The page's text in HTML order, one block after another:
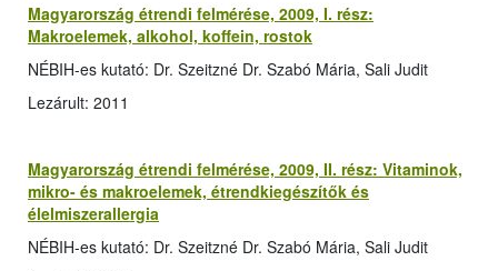
Magyarország étrendi felmérése, 2009, I. rész:
Makroelemek, alkohol, koffein, rostok
NÉBIH-es kutató: Dr. Szeitzné Dr. Szabó Mária, Sali Judit
Lezárult: 2011
Magyarország étrendi felmérése, 2009, II. rész: Vitaminok,
mikro- és makroelemek, étrendkiegészítők és
élelmiszerallergia
NÉBIH-es kutató: Dr. Szeitzné Dr. Szabó Mária, Sali Judit